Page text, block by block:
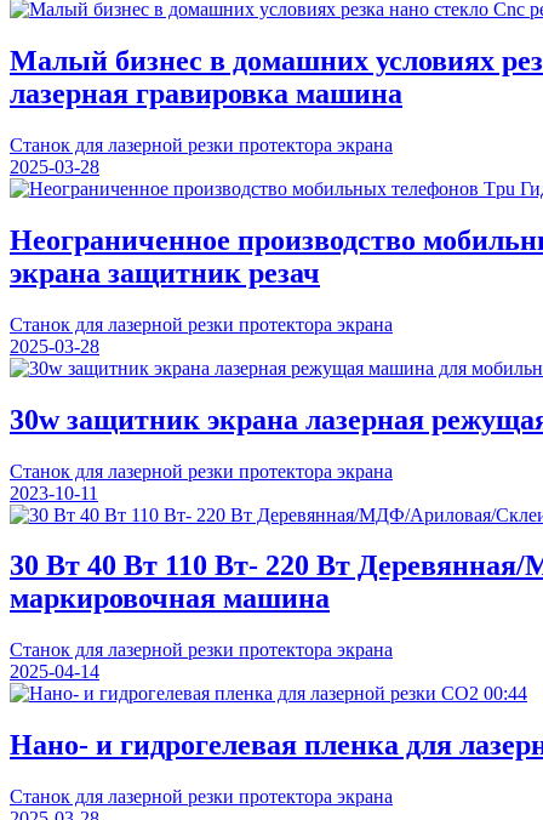
Малый бизнес в домашних условиях
лазерная гравировка машина
Станок для лазерной резки протектора экрана
2025-03-28
Неограниченное производство
экрана защитник резач
Станок для лазерной резки протектора экрана
2025-03-28
30w защитник экрана лазерная
Станок для лазерной резки протектора экрана
2023-10-11
30 Вт 40 Вт 110 Вт- 220 Вт
маркировочная машина
Станок для лазерной резки протектора экрана
2025-04-14
00:44
Нано- и гидрогелевая пленка для
Станок для лазерной резки протектора экрана